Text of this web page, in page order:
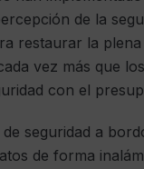
de la
restaurar la
vez más que
con el
seguridad a
de forma